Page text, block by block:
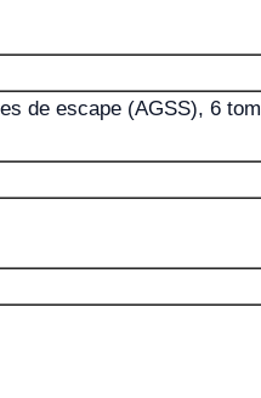
de escape (AGSS), 6